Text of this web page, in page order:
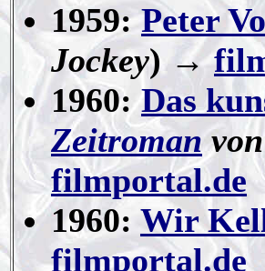
1959:Peter
Jockey) →
1960:Das
Zeitroman
filmportal.de
1960:Wir
filmportal.de